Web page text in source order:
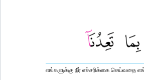
எங்களுக்கு நீர் எச்சரிக்கை செய்வதை